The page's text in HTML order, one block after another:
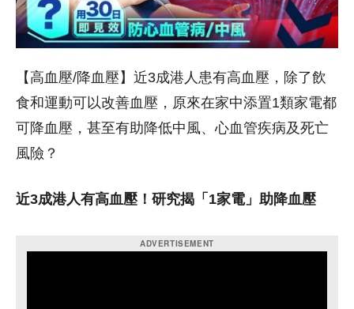
【高血壓/降血壓】近3成港人患有高血壓，除了飲
食和運動可以改善血壓，原來在家中添置1類家電都
可降血壓，甚至有助降低中風、心血管疾病及死亡
風險？
近3成港人有高血壓！研究揭「1家電」助降血壓